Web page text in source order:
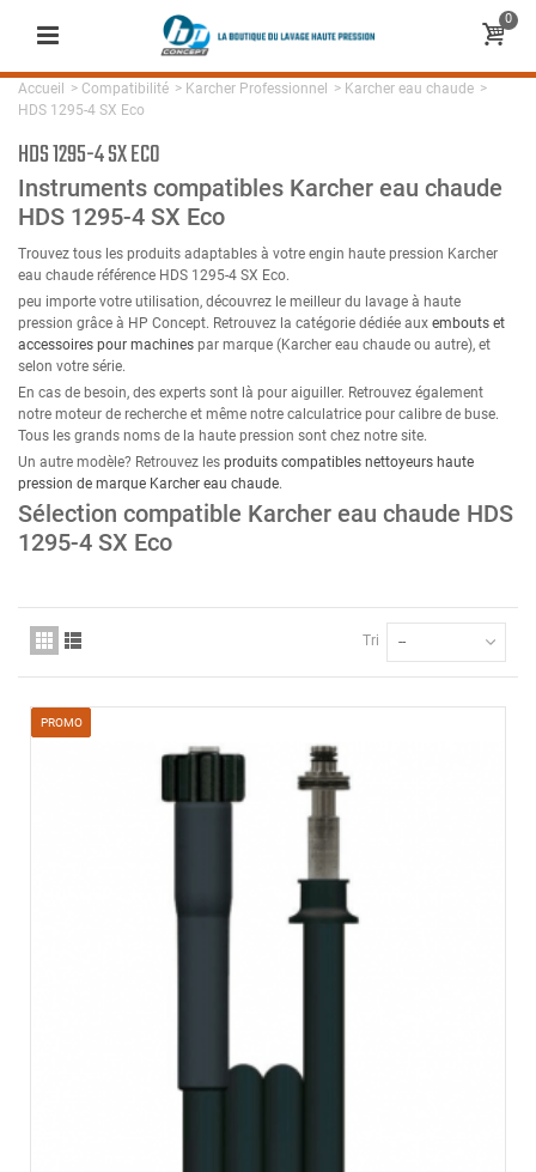
0
Accueil > Compatibilité > Karcher Professionnel > Karcher eau chaude >
HDS 1295-4 SX Eco
HDS 1295-4 SX ECO
Instruments compatibles Karcher eau chaude
HDS 1295-4 SX Eco
Trouvez tous les produits adaptables à votre engin haute pression Karcher
eau chaude référence HDS 1295-4 SX Eco.
peu importe votre utilisation, découvrez le meilleur du lavage à haute
pression grâce à HP Concept. Retrouvez la catégorie dédiée aux embouts et
accessoires pour machines par marque (Karcher eau chaude ou autre), et
selon votre série.
En cas de besoin, des experts sont là pour aiguiller. Retrouvez également
notre moteur de recherche et même notre calculatrice pour calibre de buse.
Tous les grands noms de la haute pression sont chez notre site.
Un autre modèle? Retrouvez les produits compatibles nettoyeurs haute
pression de marque Karcher eau chaude.
Sélection compatible Karcher eau chaude HDS
1295-4 SX Eco
Tri --
PROMO